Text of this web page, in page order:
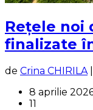
Rețele noi
finalizate
de Crina CHIRILA|
8 aprilie
11